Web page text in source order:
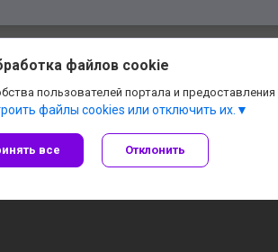
создан на платформе Deal.by
обработки файлов cookies
файлов cookie
пользователей портала и
файлы cookies или отключить их.
все Отклонить